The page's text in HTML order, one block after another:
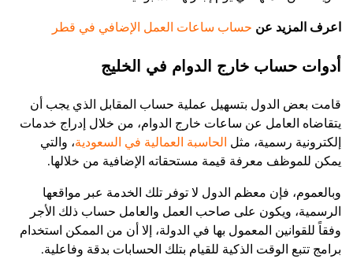
اعرف المزيد عن حساب ساعات العمل الإضافي في قطر
أدوات حساب خارج الدوام في الخليج
قامت بعض الدول بتسهيل عملية حساب المقابل الذي يجب أن
يتقاضاه العامل عن ساعات خارج الدوام، من خلال إدراج خدمات
إلكترونية رسمية، مثل الحاسبة العمالية في السعودية، والتي
يمكن للموظف معرفة قيمة مستحقاته الإضافية من خلالها.
وبالعموم، فإن معظم الدول لا توفر تلك الخدمة عبر مواقعها
الرسمية، ويكون على صاحب العمل والعامل حساب ذلك الأجر
وفقاً للقوانين المعمول بها في الدولة، إلا أن من الممكن استخدام
برامج تتبع الوقت الذكية للقيام بتلك الحسابات بدقة وفاعلية.